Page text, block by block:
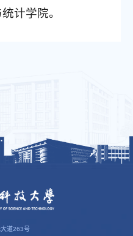
计学院。
道263号